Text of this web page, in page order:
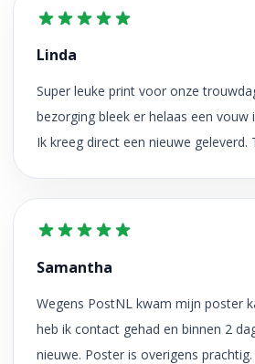
Linda
Super leuke print voor onze
bezorging bleek er helaas een vouw
Ik kreeg direct een nieuwe geleverd.
Samantha
Wegens PostNL kwam mijn poster
heb ik contact gehad en binnen 2
nieuwe. Poster is overigens prachtig.